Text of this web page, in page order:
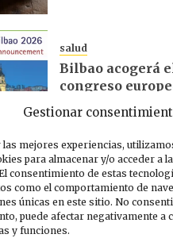
Gestionar
mejores experiencias,
para almacenar y/o acceder a
consentimiento de estas
como el comportamiento de
únicas en este sitio. No
puede afectar negativamente a
y funciones.
salud
Bilbao acogerá
congreso
pública en
ciencia
La exposición
concluye en